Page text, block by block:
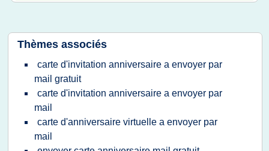
Thèmes associés
carte d'invitation anniversaire a envoyer par
mail gratuit
carte d'invitation anniversaire a envoyer par
mail
carte d'anniversaire virtuelle a envoyer par
mail